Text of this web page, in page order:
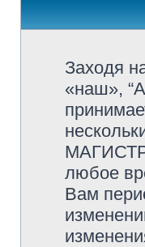
Заходя
«наш»,
любое
Вам